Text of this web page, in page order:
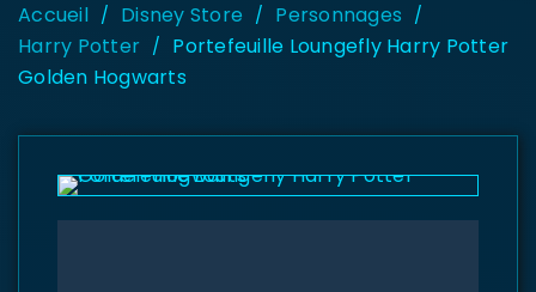
Accueil / Disney Store / Personnages /
Harry Potter / Portefeuille Loungefly Harry Potter
Golden Hogwarts